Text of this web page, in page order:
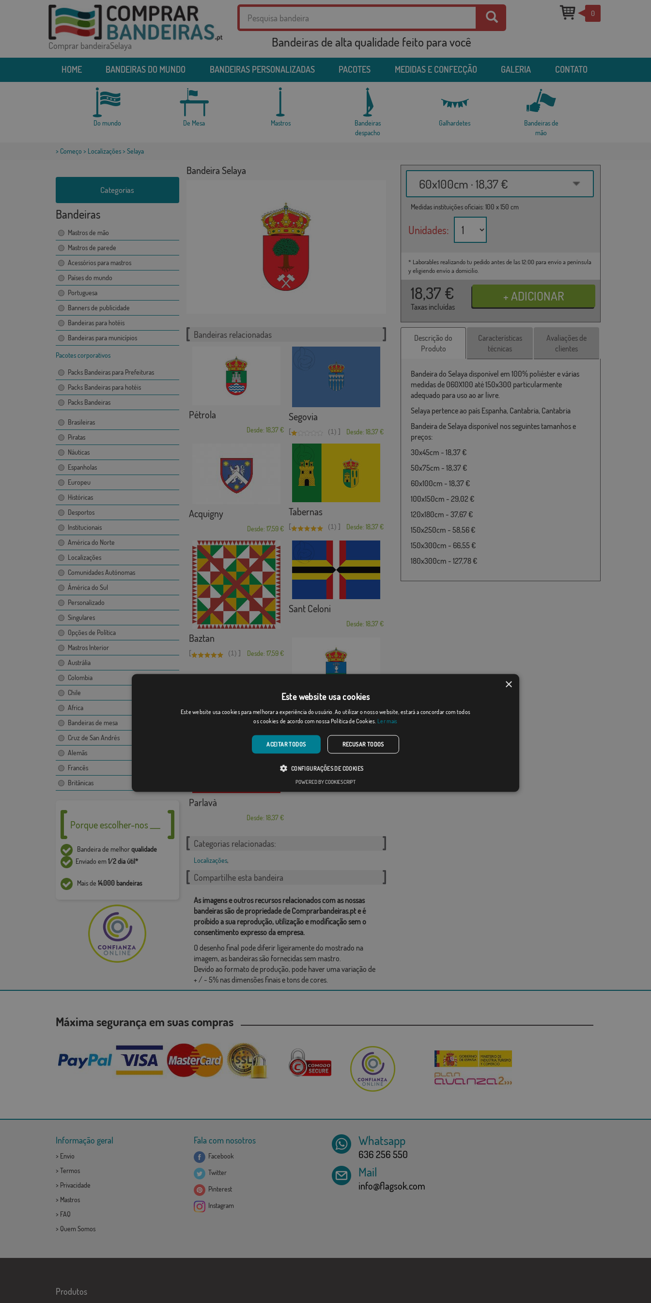
Comprar bandeiraSelaya Bandeiras de alta qualidade feito para você
0
HOME BANDEIRAS DO MUNDO BANDEIRAS PERSONALIZADAS PACOTES MEDIDAS E CONFECÇÃO GALERIA CONTATO
Do mundo De Mesa Mastros
Bandeiras
despacho
Galhardetes
Bandeiras de
mão
> Começo > Localizações> Selaya
Categorias
Bandeiras
Mastros de mão
Mastros de parede
Acessórios para mastros
Países do mundo
Portuguesa
Banners de publicidade
Bandeiras para hotéis
Bandeiras para municípios
Pacotes corporativos
Packs Bandeiras para Prefeituras
Packs Bandeiras para hotéis
Packs Bandeiras
Brasileiras
Piratas
Náuticas
Espanholas
Europeu
Históricas
Desportos
Institucionais
América do Norte
Localizações
Comunidades Autónomas
Ámérica do Sul
Personalizado
Singulares
Opções de Política
Mastros Interior
Austrália
Colombia
Chile
Africa
Bandeiras de mesa
Cruz de San Andrés
Alemãs
Francês
Britânicas
Porque escolher-nos ___
Bandeira de melhorqualidade
Enviado em1/2 dia útil*
Mais de 14.000 bandeiras
Bandeira Selaya
60x100cm · 18,37 €
Medidas instituições oficiais: 100 x 150 cm
Unidades:
* Laborables realizando tu pedido antes de las 12:00 para envío a península
y eligiendo envío a domicilio.
18,37 €
Taxas incluídas
Bandeiras relacionadas
Pétrola
Desde: 18,37 €
Segovia
[ (1) ] Desde: 18,37 €
Acquigny
Desde: 17,59 €
Tabernas
[ (1) ] Desde: 18,37 €
Baztan
[ (1) ] Desde: 17,59 €
Sant Celoni
Desde: 18,37 €
Desde: 18,37 €
Parlavà
Desde: 18,37 €
Categorias relacionadas:
Localizações,
Compartilhe esta bandeira
As imagens e outros recursos relacionados com as nossas
bandeiras são de propriedade de Comprarbandeiras.pt e é
proibido a sua reprodução, utilização e modificação sem o
consentimento expresso da empresa.
O desenho final pode diferir ligeiramente do mostrado na
imagem, as bandeiras são fornecidas sem mastro.
Devido ao formato de produção, pode haver uma variação de
+ / - 5% nas dimensões finais e tons de cores.
Descrição do
Produto
Características
técnicas
Avaliações de
clientes
Bandeira do Selaya disponível em 100% poliéster e várias
medidas de 060X100 até 150x300 particularmente
adequado para uso ao ar livre.
Selaya pertence ao país Espanha, Cantabria, Cantabria
Bandeira de Selaya disponível nos seguintes tamanhos e
preços:
30x45cm - 18,37 €
50x75cm - 18,37 €
60x100cm - 18,37 €
100x150cm - 29,02 €
120x180cm - 37,67 €
150x250cm - 58,56 €
150x300cm - 66,55 €
180x300cm - 127,78 €
Máxima segurança em suas compras
Informação geral
> Envio
> Termos
> Privacidade
> Mastros
> FAQ
> Quem Somos
Fala com nosotros
Facebook
Twitter
Pinterest
Instagram
Whatsapp
636 256 550
Mail
info@flagsok.com
Produtos
×
Este website usa cookies
Este website usa cookies para melhorar a experiência do usuário. Ao utilizar o nosso website, estará a concordar com todos
os cookies de acordo com nossa Política de Cookies. Ler mais
ACEITAR TODOS RECUSAR TODOS
CONFIGURAÇÕES DE COOKIES
POWERED BY COOKIESCRIPT